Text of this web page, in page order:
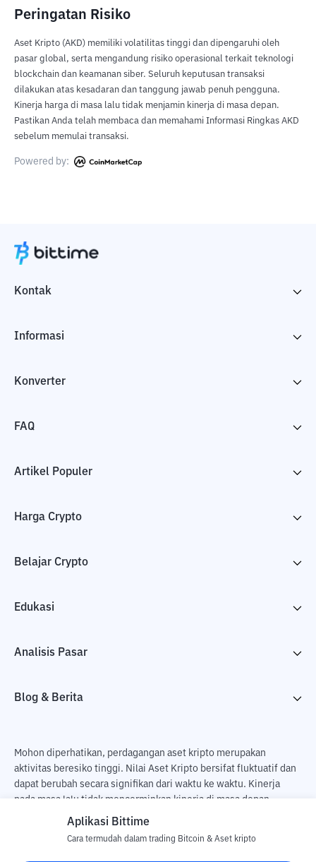
Peringatan Risiko
Aset Kripto (AKD) memiliki volatilitas tinggi dan dipengaruhi oleh
pasar global, serta mengandung risiko operasional terkait teknologi
blockchain dan keamanan siber. Seluruh keputusan transaksi
dilakukan atas kesadaran dan tanggung jawab penuh pengguna.
Kinerja harga di masa lalu tidak menjamin kinerja di masa depan.
Pastikan Anda telah membaca dan memahami Informasi Ringkas AKD
sebelum memulai transaksi.
Powered by:
Kontak
Informasi
Konverter
FAQ
Artikel Populer
Harga Crypto
Belajar Crypto
Edukasi
Analisis Pasar
Blog & Berita
Mohon diperhatikan, perdagangan aset kripto merupakan
aktivitas beresiko tinggi. Nilai Aset Kripto bersifat fluktuatif dan
dapat berubah secara signifikan dari waktu ke waktu. Kinerja
pada masa lalu tidak mencerminkan kinerja di masa depan.
Terdapat risiko kehilangan sebagai dampak dari membeli dan
pengguna. PT Utama Aset Digital Indonesia (Bittime) tidak
Aplikasi Bittime
Cara termudah dalam trading Bitcoin & Aset kripto